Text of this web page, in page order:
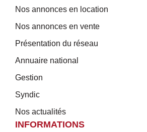
Nos annonces en location
Nos annonces en vente
Présentation du réseau
Annuaire national
Gestion
Syndic
Nos actualités
INFORMATIONS